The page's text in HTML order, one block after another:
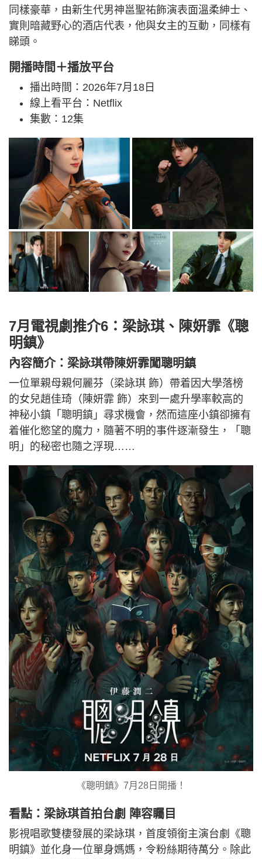
同樣豪華，由新生代男神邕聖祐飾演表面溫柔紳士、
實則暗藏野心的酒店代表，他與女主的互動，同樣有
睇頭。
開播時間＋播放平台
播出時間：2026年7月18日
線上看平台：Netflix
集數：12集
7月電視劇推介6：梁詠琪、陳妍霏《聰
明鎮》
內容簡介：梁詠琪帶陳妍霏闖聰明鎮
一位單親母親何麗芬（梁詠琪 飾）帶着因大學落榜
的女兒趙佳琦（陳妍霏 飾）來到一處升學率較高的
神秘小鎮「聰明鎮」尋求機會，然而這座小鎮卻擁有
着催化慾望的魔力，隨著不明的事件逐漸發生，「聰
明」的秘密也隨之浮現……
《聰明鎮》7月28日開播！
看點：梁詠琪首拍台劇 陣容矚目
影視唱歌雙棲發展的梁詠琪，首度領銜主演台劇《聰
明鎮》並化身一位單身媽媽，令粉絲期待萬分。除此